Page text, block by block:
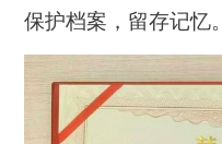
保护档案，留存记忆。